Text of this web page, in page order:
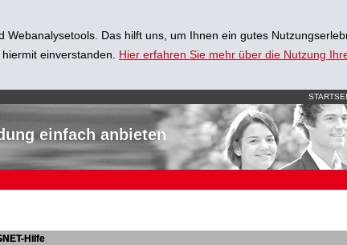
Webanalysetools. Das hilft uns, um Ihnen ein gutes
einverstanden. Hier erfahren Sie mehr über die Nutzung
einfach anbieten
Hilfe